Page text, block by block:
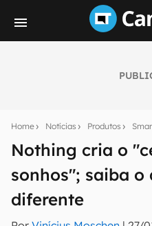
Home Notícias Produtos
Nothing cria o
sonhos"; saiba o
diferente
notícias e reviews sobre
mão.
E-mail